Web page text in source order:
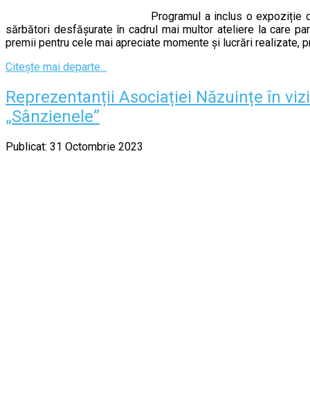
Programul a inclus o
sărbători desfășurate în cadrul mai multor ateliere la care
premii pentru cele mai apreciate momente și lucrări realizate,
Citește mai departe...
Reprezentanții Asociației Năzuințe în
„Sânzienele”
Publicat: 31 Octombrie 2023